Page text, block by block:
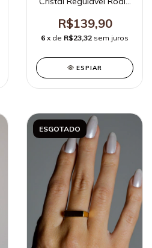
R$139,90
6 x de R$23,32 sem juros
ESPIAR
ESGOTADO